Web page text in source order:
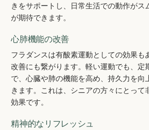
きをサポートし、日常生活での動作がス
が期待できます。
心肺機能の改善
フラダンスは有酸素運動としての効果も
改善にも繋がります。軽い運動でも、定
で、心臓や肺の機能を高め、持久力を向
きます。これは、シニアの方々にとって
効果です。
精神的なリフレッシュ